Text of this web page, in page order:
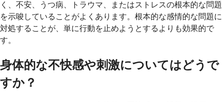
く、不安、うつ病、トラウマ、またはストレスの根本的な問題
を示唆していることがよくあります。根本的な感情的な問題に
対処することが、単に行動を止めようとするよりも効果的で
す。
身体的な不快感や刺激についてはどうで
すか？